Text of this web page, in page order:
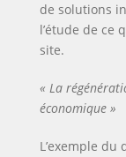
de solutions
l’étude de ce
site.
« La
économique »
L’exemple